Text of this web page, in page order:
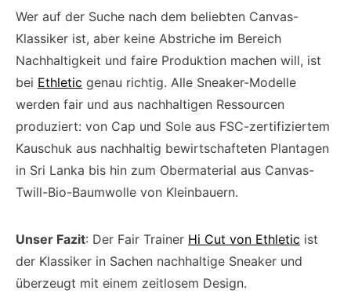
Wer auf der Suche nach dem beliebten Canvas-
Klassiker ist, aber keine Abstriche im Bereich
Nachhaltigkeit und faire Produktion machen will, ist
bei Ethletic genau richtig. Alle Sneaker-Modelle
werden fair und aus nachhaltigen Ressourcen
produziert: von Cap und Sole aus FSC-zertifiziertem
Kauschuk aus nachhaltig bewirtschafteten Plantagen
in Sri Lanka bis hin zum Obermaterial aus Canvas-
Twill-Bio-Baumwolle von Kleinbauern.
Unser Fazit: Der Fair Trainer Hi Cut von Ethletic ist
der Klassiker in Sachen nachhaltige Sneaker und
überzeugt mit einem zeitlosem Design.